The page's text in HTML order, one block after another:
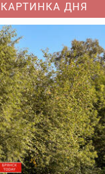
КАРТИНКА ДНЯ